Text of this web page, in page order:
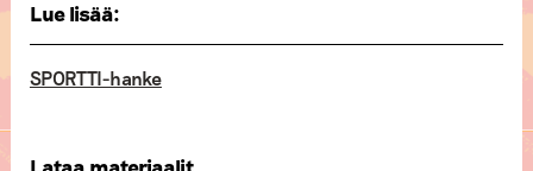
Lue lisää:
SPORTTI-hanke
Lataa materiaalit